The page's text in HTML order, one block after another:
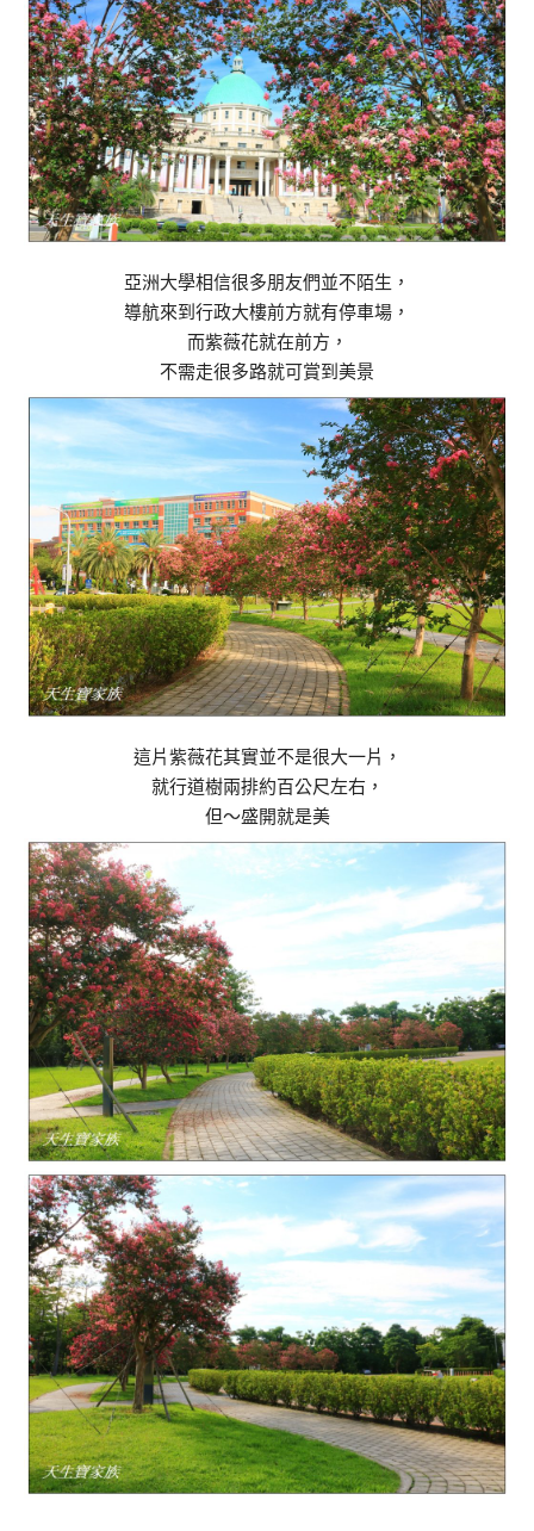
亞洲大學相信很多朋友們並不陌生，
導航來到行政大樓前方就有停車場，
而紫薇花就在前方，
不需走很多路就可賞到美景
這片紫薇花其實並不是很大一片，
就行道樹兩排約百公尺左右，
但～盛開就是美